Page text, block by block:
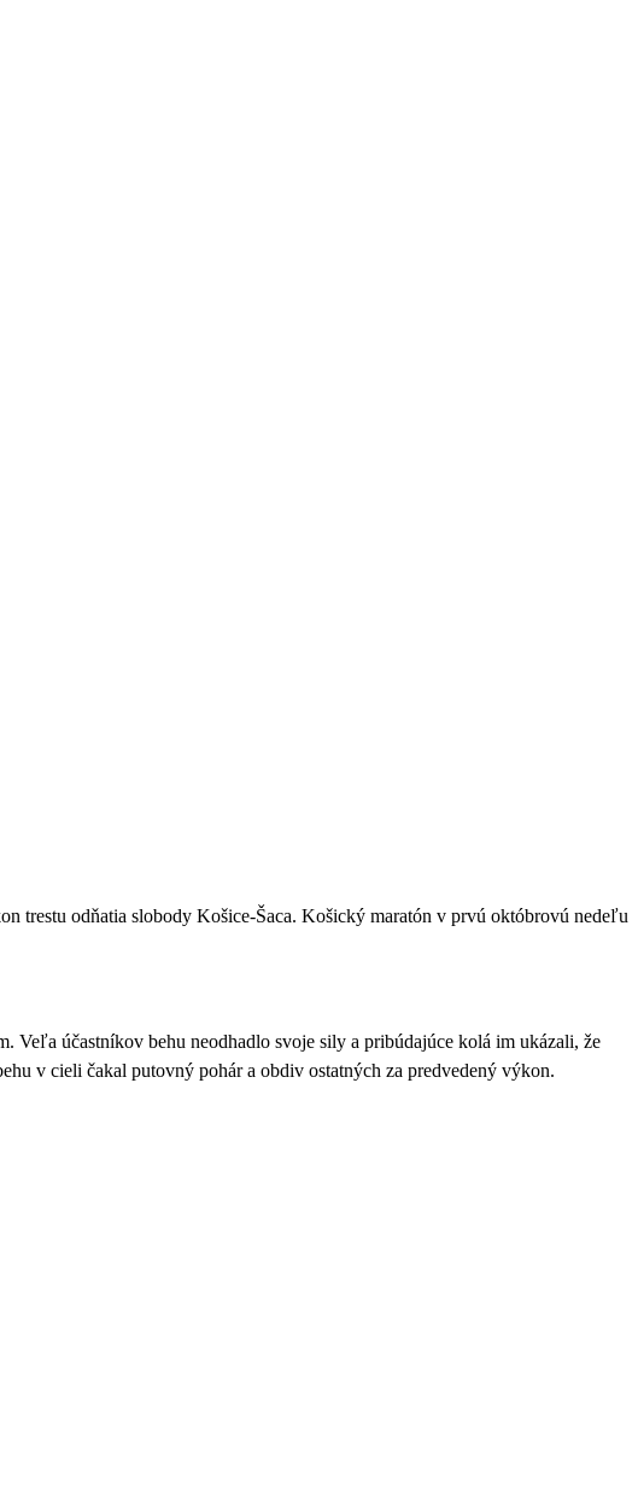
trestu odňatia slobody Košice-Šaca. Košický maratón v prvú októbrovú nedeľu
Veľa účastníkov behu neodhadlo svoje sily a pribúdajúce kolá im ukázali, že
v cieli čakal putovný pohár a obdiv ostatných za predvedený výkon.